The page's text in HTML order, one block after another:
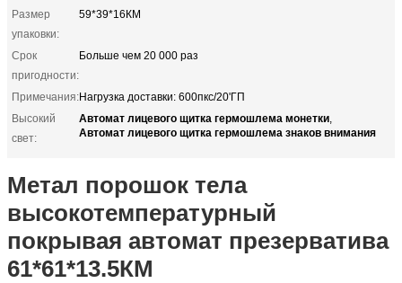
Размер
упаковки:
59*39*16КМ
Срок
пригодности:
Больше чем 20 000 раз
Примечания:Нагрузка доставки: 600пкс/20'ГП
Высокий
свет:
Автомат лицевого щитка гермошлема монетки,
Автомат лицевого щитка гермошлема знаков внимания
Метал порошок тела
высокотемпературный
покрывая автомат презерватива
61*61*13.5КМ